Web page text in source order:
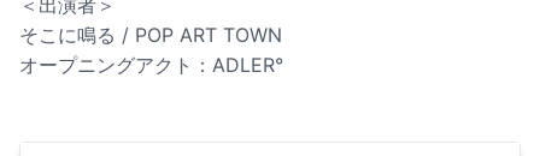
そこに鳴る / POP ART TOWN
オープニングアクト：ADLER°